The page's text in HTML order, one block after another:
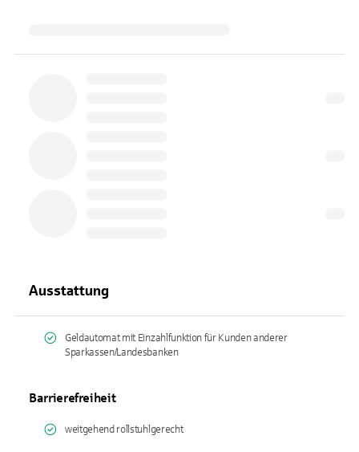
Ausstattung
Geldautomat mit Einzahlfunktion für Kunden anderer
Sparkassen/Landesbanken
Barrierefreiheit
weitgehend rollstuhlgerecht